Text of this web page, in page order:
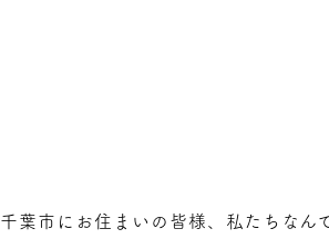
千葉市にお住まいの皆様、私たちなん